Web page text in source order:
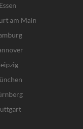
am Main